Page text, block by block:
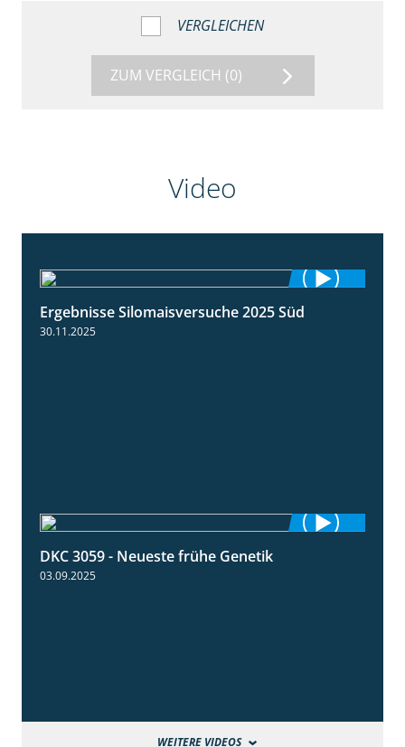
VERGLEICHEN
ZUM VERGLEICH (0)
Video
Ergebnisse Silomaisversuche 2025 Süd
30.11.2025
DKC 3059 - Neueste frühe Genetik
03.09.2025
WEITERE VIDEOS